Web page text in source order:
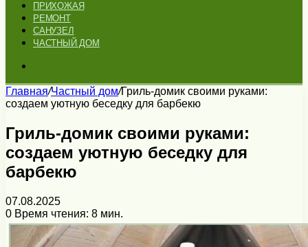
ПРИХОЖАЯ
РЕМОНТ
САНУЗЕЛ
ЧАСТНЫЙ ДОМ
Главная/Частный дом/Гриль-домик своими руками:
создаем уютную беседку для барбекю
Гриль-домик своими руками:
создаем уютную беседку для
барбекю
07.08.2025
0 Время чтения: 8 мин.